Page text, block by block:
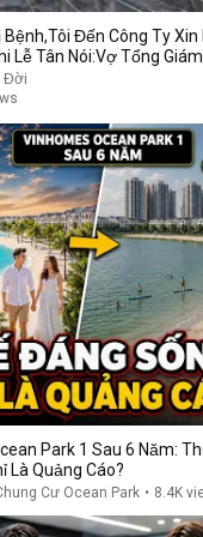
Bệnh,Tôi Đến Công Ty Xin
Lễ Tân Nói:Vợ Tổng
Đời
Park 1 Sau 6 Năm:
Là Quảng Cáo?
Cư Ocean Park • 8.4K